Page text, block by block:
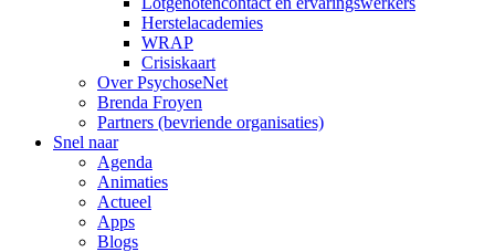
Herstelacademies
WRAP
Crisiskaart
Over PsychoseNet
Brenda Froyen
Partners (bevriende organisaties)
Snel naar
Agenda
Animaties
Actueel
Apps
Blogs